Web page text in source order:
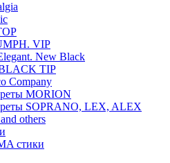
VIP
New Black
TIP
Company
MORION
SOPRANO, LEX, ALEX
others
стики